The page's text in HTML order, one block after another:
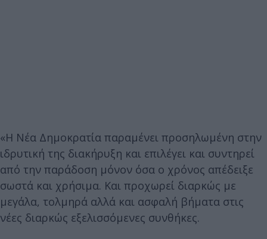
«Η Νέα Δημοκρατία παραμένει προσηλωμένη στην
ιδρυτική της διακήρυξη και επιλέγει και συντηρεί
από την παράδοση μόνον όσα ο χρόνος απέδειξε
σωστά και χρήσιμα. Και προχωρεί διαρκώς με
μεγάλα, τολμηρά αλλά και ασφαλή βήματα στις
νέες διαρκώς εξελισσόμενες συνθήκες.